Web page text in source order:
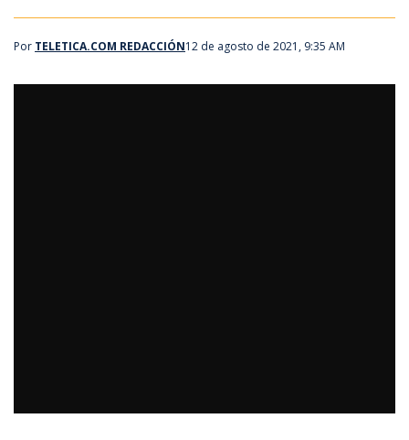
Por TELETICA.COM REDACCIÓN12 de agosto de 2021, 9:35 AM